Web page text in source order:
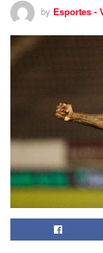
by Esportes -